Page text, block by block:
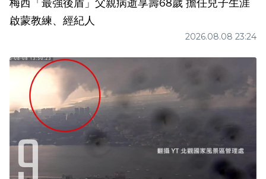
梅西「最強後盾」父親病逝享壽68歲 擔任兒子生涯
啟蒙教練、經紀人
2026.08.08 23:24